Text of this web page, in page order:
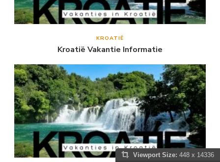
KROATIË
Kroatië Vakantie Informatie
Viewport Size: 448 x 14336